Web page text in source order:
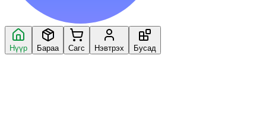
Нүүр Бараа Сагс Нэвтрэх Бусад